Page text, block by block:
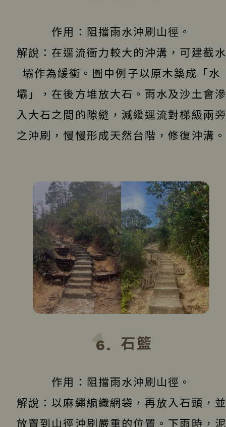
作用：阻擋雨水沖刷山徑。
解說：在逕流衝力較大的沖溝，可建截水
壩作為緩衝。圖中例子以原木築成「水
壩」，在後方堆放大石。雨水及沙土會滲
入大石之間的隙縫，減緩逕流對梯級兩旁
之沖刷，慢慢形成天然台階，修復沖溝。
6. 石籃
作用：阻擋雨水沖刷山徑。
解說：以麻繩編織網袋，再放入石頭，並
放置到山徑沖刷嚴重的位置。下雨時，泥